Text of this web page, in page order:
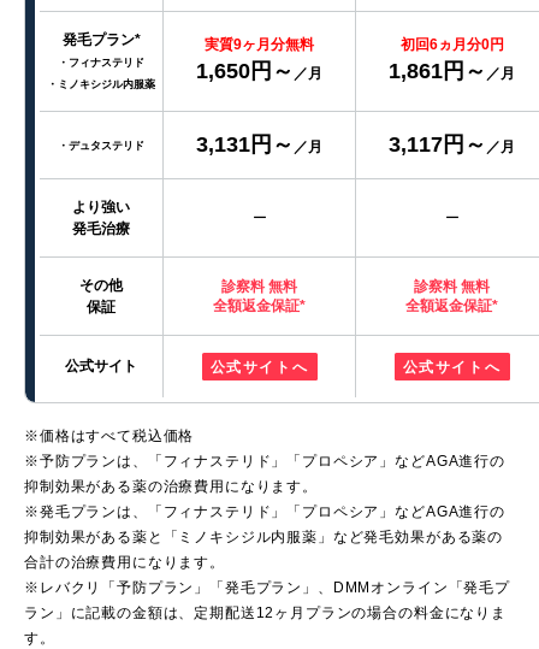
発毛プラン*
・フィナステリド
・ミノキシジル内服薬
実質9ヶ月分無料
1,650円～ ／月
初回6ヵ月分0円
1,861円～ ／月
・デュタステリド 3,131円～ ／月 3,117円～ ／月
より強い
発毛治療
ー ー
その他
保証
診察料 無料
全額返金保証*
診察料 無料
全額返金保証*
公式サイト 公式サイトへ 公式サイトへ
※価格はすべて税込価格
※予防プランは、「フィナステリド」「プロペシア」などAGA進行の
抑制効果がある薬の治療費用になります。
※発毛プランは、「フィナステリド」「プロペシア」などAGA進行の
抑制効果がある薬と「ミノキシジル内服薬」など発毛効果がある薬の
合計の治療費用になります。
※レバクリ「予防プラン」「発毛プラン」、DMMオンライン「発毛プ
ラン」に記載の金額は、定期配送12ヶ月プランの場合の料金になりま
す。